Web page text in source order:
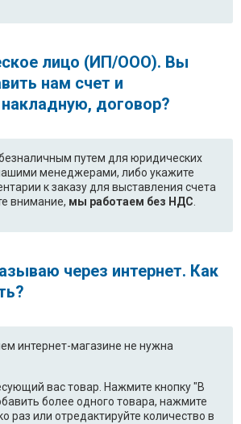
лицо (ИП/ООО). Вы
нам счет и
договор?
путем для юридических
менеджерами, либо укажите
к заказу для выставления счета
внимание, мы работаем без НДС
через интернет. Как
интернет-магазине не нужна
вас товар. Нажмите кнопку "В
более одного товара, нажмите
раз или отредактируйте количество в